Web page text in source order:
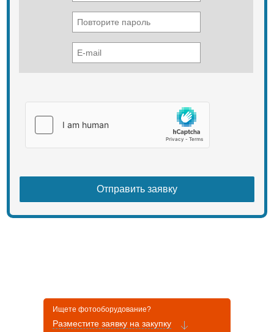
Ищете фотооборудование?
Разместите заявку на закупку